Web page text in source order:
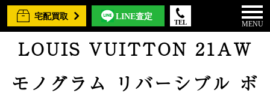
宅配買取 LINE査定
TEL MENU
LOUIS VUITTON 21AW
モノグラム リバーシブル ボ